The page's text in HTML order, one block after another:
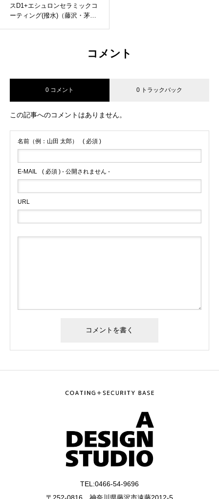
スD1+エシュロンセラミックコ
ーティング(撥水)（藤沢・茅ケ
コメント
0 コメント 0 トラックバック
この記事へのコメントはありません。
名前（例：山田 太郎） ( 必須 )
E-MAIL ( 必須 ) - 公開されません -
URL
TEL:0466-54-9696